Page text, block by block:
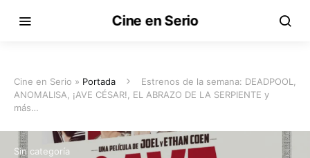
Cine en Serio
Cine en Serio » Portada
Estrenos de la semana: DEADPOOL,
ANOMALISA, ¡AVE CÉSAR!, EL ABRAZO DE LA SERPIENTE y
más…
Sin categoría